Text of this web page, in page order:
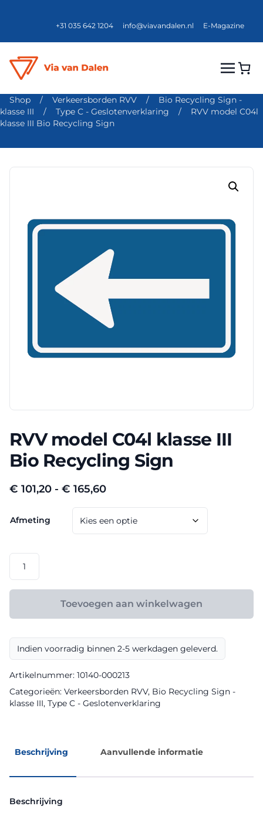
+31 035 642 1204 info@viavandalen.nl E-Magazine
Shop / Verkeersborden RVV /
Bio Recycling Sign -
klasse III
/ Type C - Geslotenverklaring /
RVV model C04l
klasse III Bio Recycling Sign
RVV model C04l klasse III
Bio Recycling Sign
€ 101,20 - € 165,60Prijsklasse:
€ 101,20
tot
€ 165,60
Afmeting
C04l
III
Recycling
Sign
aantal
Toevoegen aan winkelwagen
Indien voorradig binnen 2-5 werkdagen geleverd.
Artikelnummer: 10140-000213
Categorieën: Verkeersborden RVV, Bio Recycling Sign -
klasse III, Type C - Geslotenverklaring
Beschrijving Aanvullende informatie
Beschrijving